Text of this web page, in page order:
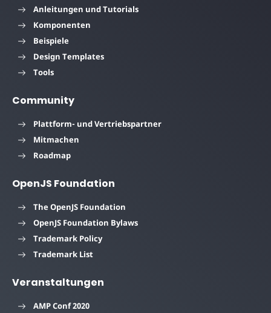
Anleitungen und Tutorials
Komponenten
Beispiele
Design Templates
Tools
Community
Plattform- und Vertriebspartner
Mitmachen
Roadmap
OpenJS Foundation
The OpenJS Foundation
OpenJS Foundation Bylaws
Trademark Policy
Trademark List
Veranstaltungen
AMP Conf 2020